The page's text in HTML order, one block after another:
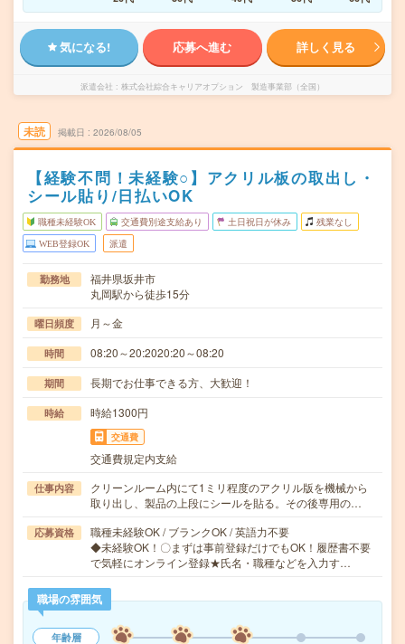
気になる! 応募へ進む 詳しく見る
派遣会社 株式会社綜合キャリアオプション 製造事業部（全国）
未読 掲載日 2026/08/05
【経験不問！未経験○】アクリル板の取出し・
シール貼り/日払いOK
職種未経験OK 交通費別途支給あり 土日祝日が休み 残業なし
WEB登録OK 派遣
勤務地
福井県坂井市
丸岡駅から徒歩15分
曜日頻度 月～金
時間 08:20～20:2020:20～08:20
期間 長期でお仕事できる方、大歓迎！
時給 時給1300円
交通費
交通費規定内支給
仕事内容
クリーンルーム内にて1ミリ程度のアクリル版を機械から
取り出し、製品の上段にシールを貼る。その後専用の…
応募資格
職種未経験OK / ブランクOK / 英語力不要
◆未経験OK！〇まずは事前登録だけでもOK！履歴書不要
で気軽にオンライン登録★氏名・職種などを入力す…
職場の雰囲気
年齢層